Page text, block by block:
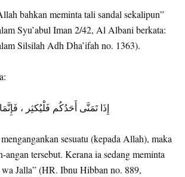
bahkan meminta tali sandal sekalipun”
Syu’abul Iman 2/42, Al Albani berkata:
Silsilah Adh Dha’ifah no. 1363).
إِذَا تَمَنَّى أَحَدُكُم فَلْيُكثِر ،
sesuatu (kepada Allah), maka
angan tersebut. Kerana ia sedang meminta
Jalla” (HR. Ibnu Hibban no. 889,